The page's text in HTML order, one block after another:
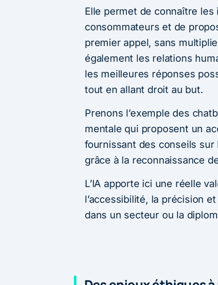
Elle permet de connaître
consommateurs et de
premier appel, sans
également les relations
les meilleures réponses
tout en allant droit au but.
Prenons l’exemple des
mentale qui proposent un
fournissant des conseils
grâce à la reconnaissance
L’IA apporte ici une réelle
l’accessibilité, la précision
dans un secteur ou la